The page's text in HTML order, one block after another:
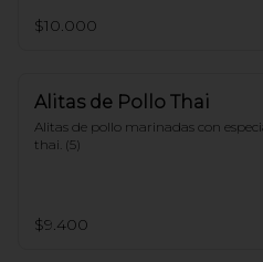
$10.000
Alitas de Pollo Thai
Alitas de pollo marinadas con
thai. (5)
$9.400